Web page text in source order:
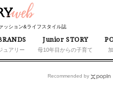
ッション&ライフスタイル誌
ュアリー
Junior STORY
母10年目からの子育て
Recommended by